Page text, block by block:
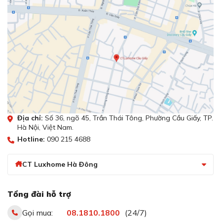
Độ ồn thấp < 47db tạo cảm giác yên tĩnh, không gây
khó chịu
Máy hút mùi Eurosun EH-70K32 không chỉ là một công
cụ mạnh mẽ trong việc loại bỏ mùi và dầu mỡ khó chịu,
mà còn là người bạn yên bình đồng hành trong không
gian bếp của bạn. Với chỉ 47dB ở mức công suất hút
bình thường, máy tạo ra một bầu không khí yên tĩnh và
thoải mái, để bạn có thể thưởng thức quá trình nấu
Đặc biệt, đường ống thoát khí rộng lớn lên đến 150mm
quả, giảm thiểu tiếng ồn và tạo ra một không gian nấu
Địa chỉ: Số 36, ngõ 45, Trần Thái Tông, Phường Cầu Giấy, TP.
Hà Nội, Việt Nam.
Hotline: 090 215 4688
CT Luxhome Hà Đông
Tổng đài hỗ trợ
Gọi mua:
08.1810.1800 (24/7)